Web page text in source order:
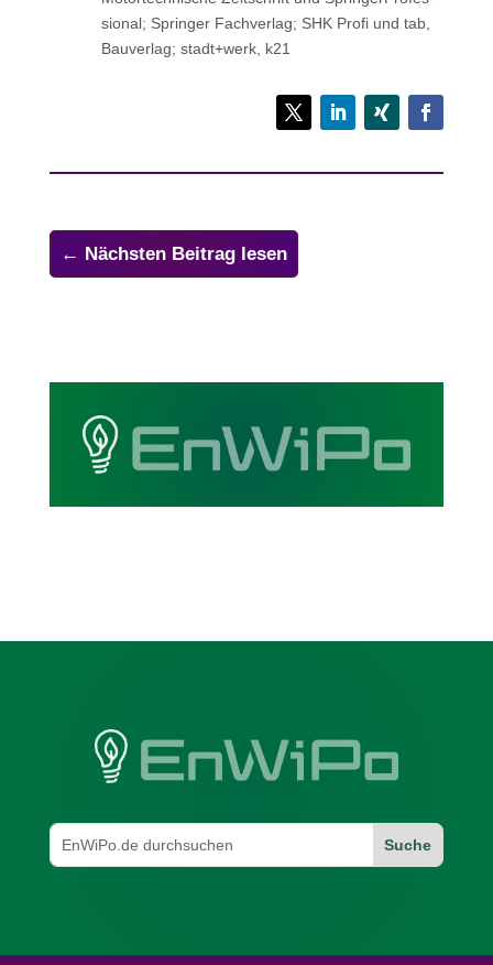
sio­nal; Sprin­ger Fachverlag; SHK Profi und tab,
Bau­ver­lag; stadt+werk, k21
← Nächsten Beitrag lesen